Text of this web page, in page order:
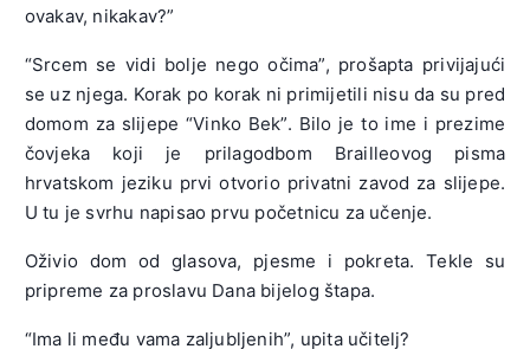
ovakav, nikakav?”
“Srcem se vidi bolje nego očima”, prošapta privijajući
se uz njega. Korak po korak ni primijetili nisu da su pred
domom za slijepe “Vinko Bek”. Bilo je to ime i prezime
čovjeka koji je prilagodbom Brailleovog pisma
hrvatskom jeziku prvi otvorio privatni zavod za slijepe.
U tu je svrhu napisao prvu početnicu za učenje.
Oživio dom od glasova, pjesme i pokreta. Tekle su
pripreme za proslavu Dana bijelog štapa.
“Ima li među vama zaljubljenih”, upita učitelj?